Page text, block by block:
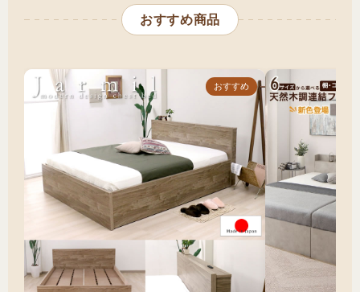
搬入経路の詳細確認
「家族全員で寝られて大容量収納も欲しい」
「将来分割して使いたい」「連結ベッドという
です。
ただし、正直に申し上げると、
キング一体型の
収納ベッドは商品数が極めて少なく、希望に合
う製品が見つかる保証はありません
。より現実
的で満足度の高い選択肢として、シングル×2台
（合計194cm）やセミシングル×2台（合計
160cm）の連結収納ベッドをおすすめします。
連結なら選択肢が豊富で、デザイン・カラー・
価格帯・引き出しの数など、希望に合う製品を
おすすめ商品
おすすめ